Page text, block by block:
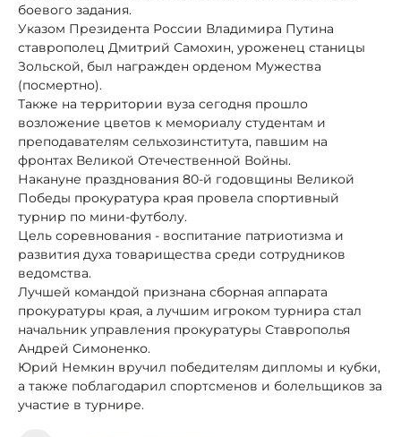
боевого задания.
Указом Президента России Владимира Путина
ставрополец Дмитрий Самохин, уроженец станицы
Зольской, был награжден орденом Мужества
(посмертно).
Также на территории вуза сегодня прошло
возложение цветов к мемориалу студентам и
преподавателям сельхозинститута, павшим на
фронтах Великой Отечественной Войны.
Накануне празднования 80-й годовщины Великой
Победы прокуратура края провела спортивный
турнир по мини-футболу.
Цель соревнования - воспитание патриотизма и
развития духа товарищества среди сотрудников
ведомства.
Лучшей командой признана сборная аппарата
прокуратуры края, а лучшим игроком турнира стал
начальник управления прокуратуры Ставрополья
Андрей Симоненко.
Юрий Немкин вручил победителям дипломы и кубки,
а также поблагодарил спортсменов и болельщиков за
участие в турнире.